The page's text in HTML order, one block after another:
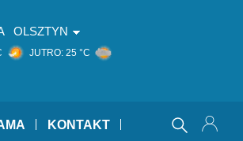
OLSZTYN
JUTRO: 25 °C
KONTAKT